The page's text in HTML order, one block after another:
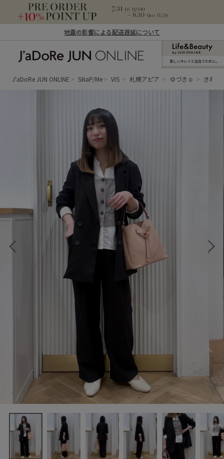
地震の影響による配送遅延について
ン オンライン）
新しいキレイと出合うために。
J'aDoRe JUN ONLINE SNaP/Me VIS 札幌アピア ゆづき☺︎ きれい